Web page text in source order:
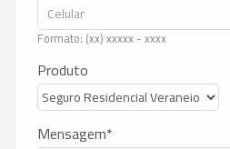
Formato: (xx) xxxxx - xxxx
Produto
Mensagem